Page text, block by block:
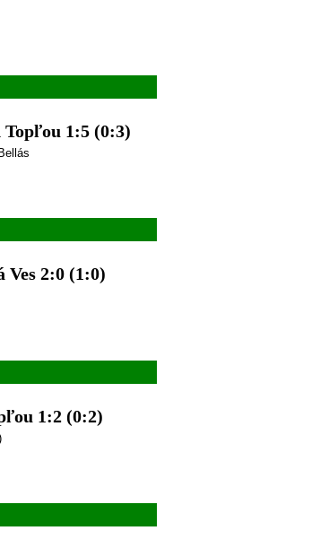
1:5 (0:3)
Ves 2:0 (1:0)
1:2 (0:2)